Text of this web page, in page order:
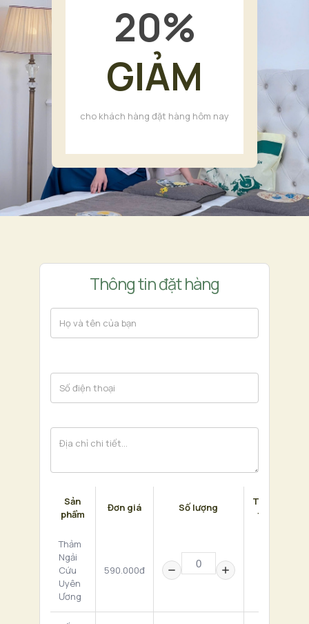
20%
GIẢM
cho khách hàng đặt hàng hôm nay
Thông tin đặt hàng
Sản
phẩm
Đơn giá Số lượng
Thành
tiền
Thảm
Ngải
Cứu
Uyên
Ương
590.000đ